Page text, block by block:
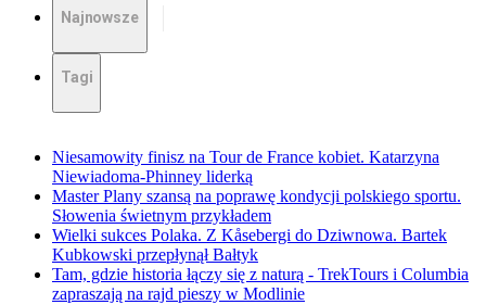
Najnowsze
Tagi
Niesamowity finisz na Tour de France kobiet. Katarzyna
Niewiadoma-Phinney liderką
Master Plany szansą na poprawę kondycji polskiego sportu.
Słowenia świetnym przykładem
Wielki sukces Polaka. Z Kåsebergi do Dziwnowa. Bartek
Kubkowski przepłynął Bałtyk
Tam, gdzie historia łączy się z naturą - TrekTours i Columbia
zapraszają na rajd pieszy w Modlinie